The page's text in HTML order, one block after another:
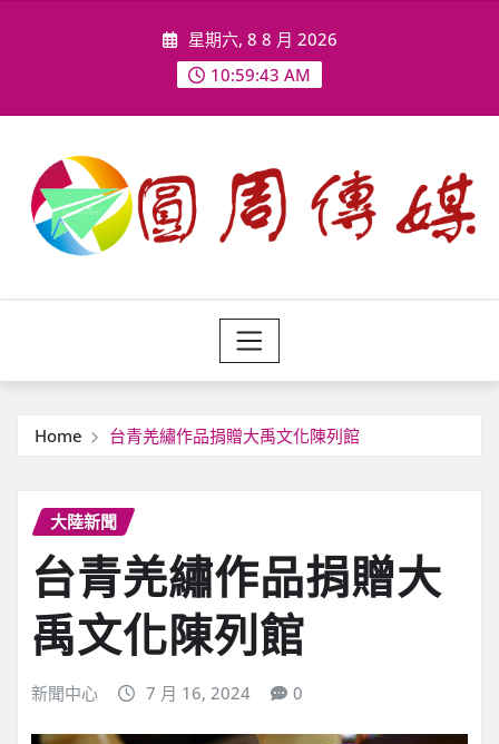
星期六, 8 8 月 2026
10:59:45 AM
Home 台青羌繡作品捐贈大禹文化陳列館
大陸新聞
台青羌繡作品捐贈大
禹文化陳列館
新聞中心 7 月 16, 2024 0